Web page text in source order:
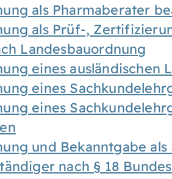
als Pharmaberater
als Prüf-,
Landesbauordnung
eines ausländischen
eines
eines
und Bekanntgabe
nach § 18